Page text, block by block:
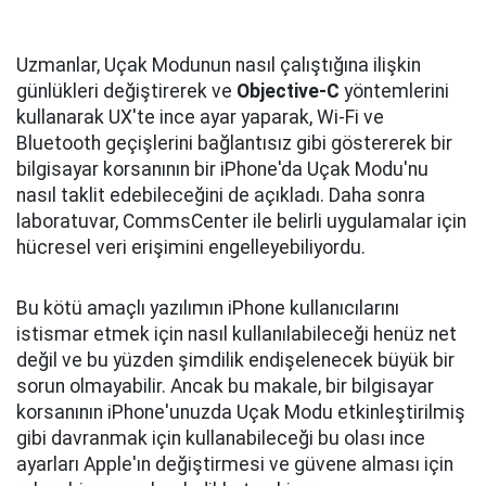
Uzmanlar, Uçak Modunun nasıl çalıştığına ilişkin
günlükleri değiştirerek ve Objective-C yöntemlerini
kullanarak UX'te ince ayar yaparak, Wi-Fi ve
Bluetooth geçişlerini bağlantısız gibi göstererek bir
bilgisayar korsanının bir iPhone'da Uçak Modu'nu
nasıl taklit edebileceğini de açıkladı. Daha sonra
laboratuvar, CommsCenter ile belirli uygulamalar için
hücresel veri erişimini engelleyebiliyordu.
Bu kötü amaçlı yazılımın iPhone kullanıcılarını
istismar etmek için nasıl kullanılabileceği henüz net
değil ve bu yüzden şimdilik endişelenecek büyük bir
sorun olmayabilir. Ancak bu makale, bir bilgisayar
korsanının iPhone'unuzda Uçak Modu etkinleştirilmiş
gibi davranmak için kullanabileceği bu olası ince
ayarları Apple'ın değiştirmesi ve güvene alması için